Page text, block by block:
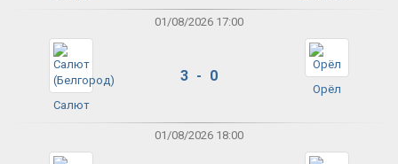
01/08/2026 17:00
Салют
3 - 0
Орёл
01/08/2026 18:00